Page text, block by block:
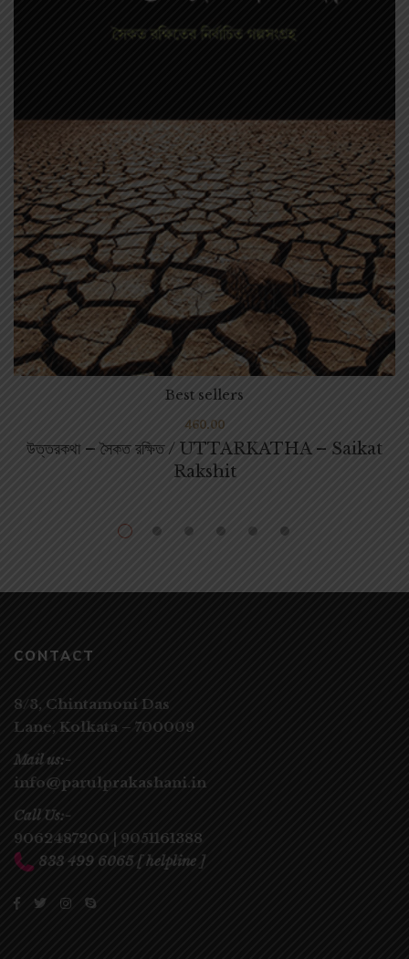
উত্তরকথা – সৈকত রক্ষিত / UTTARKATHA – Saikat
Rakshit
Best sellers
460.00
CONTACT
8/3, Chintamoni Das
Lane, Kolkata – 700009
Mail us:-
info@parulprakashani.in
Call Us:-
9062487200 | 9051161388
833 499 6065 [ helpline ]